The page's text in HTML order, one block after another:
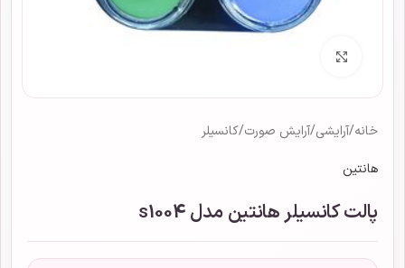
خانه/آرایشی/آرایش صورت/کانسیلر
هانتین
پالت کانسیلر هانتین مدل s1004